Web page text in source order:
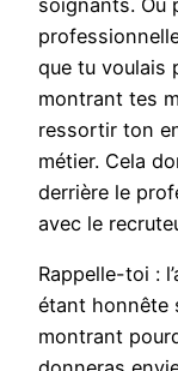
que tu voulais
montrant tes
ressortir ton
métier. Cela
derrière le
avec le
Rappelle-toi :
étant honnête
montrant